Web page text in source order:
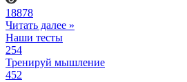
18878
Читать далее »
Наши тесты
254
Тренируй мышление
452